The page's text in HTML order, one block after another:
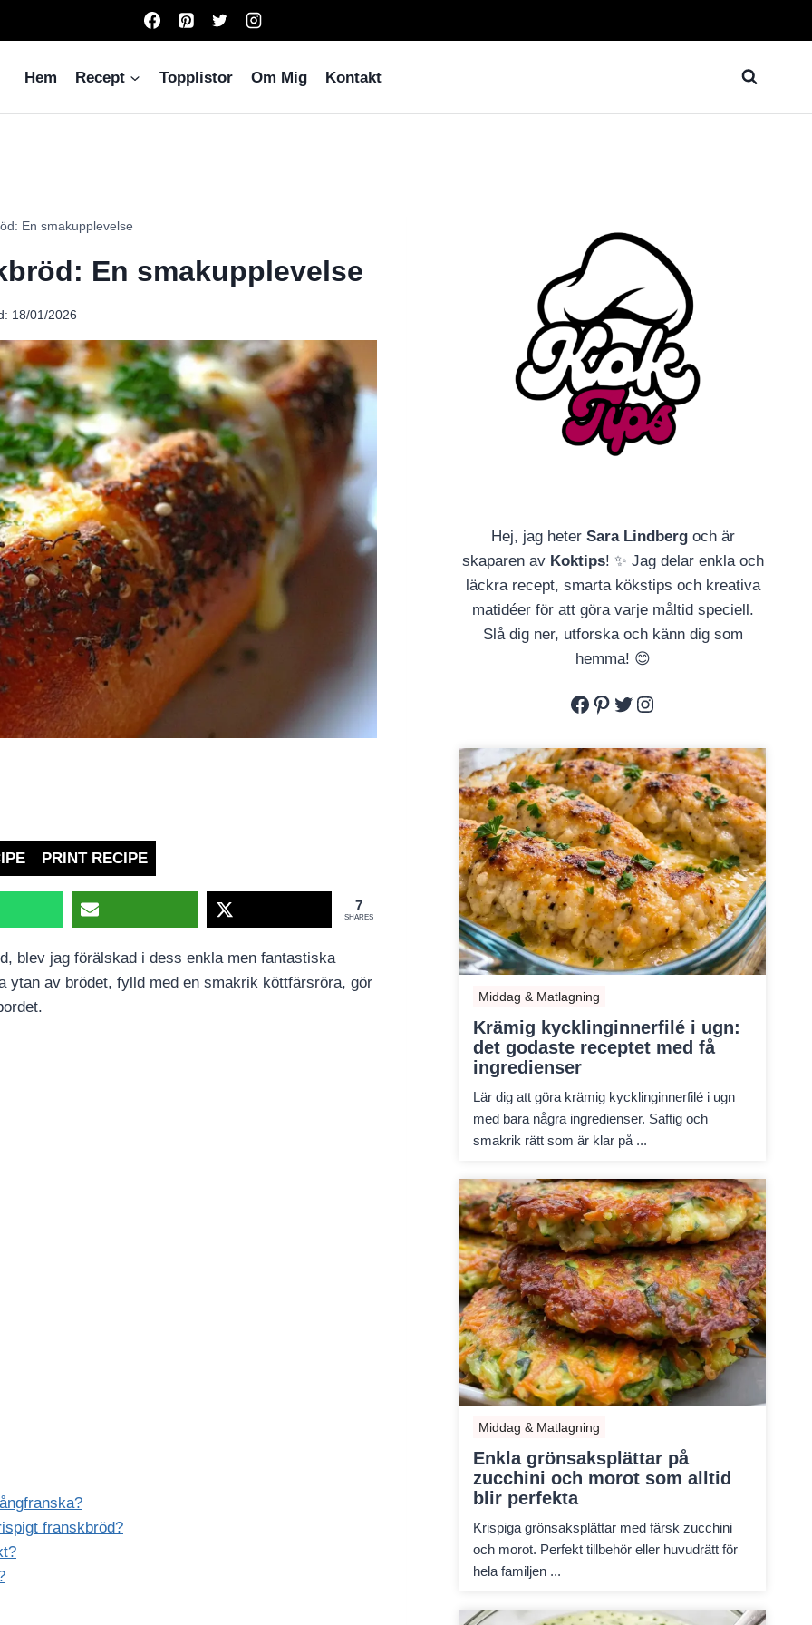
Hem Recept Topplistor Om Mig Kontakt
En smakupplevelse
En smakupplevelse
18/01/2026
PRINT RECIPE
7
SHARES
blev jag förälskad i dess enkla men fantastiska
ytan av brödet, fylld med en smakrik köttfärsröra, gör
franskbröd?
Hej, jag heter Sara Lindbergoch är
skaparen av Koktips! ✨ Jag delar enkla och
läckra recept, smarta kökstips och kreativa
matidéer för att göra varje måltid speciell.
Slå dig ner, utforska och känn dig som
hemma! 😊
Facebook
Pinterest
Twitter
Instagram
Middag & Matlagning
Krämig kycklinginnerfilé i ugn:
det godaste receptet med få
ingredienser
Lär dig att göra krämig kycklinginnerfilé i ugn
med bara några ingredienser. Saftig och
smakrik rätt som är klar på ...
Middag & Matlagning
Enkla grönsaksplättar på
zucchini och morot som alltid
blir perfekta
Krispiga grönsaksplättar med färsk zucchini
och morot. Perfekt tillbehör eller huvudrätt för
hela familjen ...